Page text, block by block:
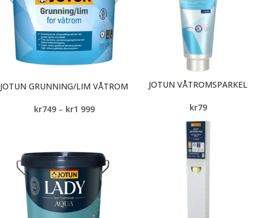
JOTUN GRUNNING/LIM VÅTROM
kr749 – kr1 999
JOTUN VÅTROMSPARKEL
kr79